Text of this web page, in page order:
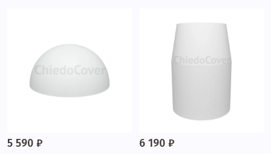
5 590 ₽ 6 190 ₽